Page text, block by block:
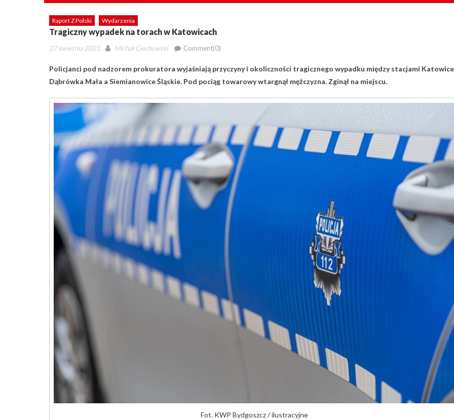
Raport Z Polski Wydarzenia
Tragiczny wypadek na torach w Katowicach
Posted
27 kwietnia 2021 Author
Michał Ciechowski Comment(0)
Policjanci pod nadzorem prokuratora wyjaśniają przyczyny i okoliczności tragicznego wypadku między stacjami Katowice
Dąbrówka Mała a Siemianowice Śląskie. Pod pociąg towarowy wtargnął mężczyzna. Zginął na miejscu.
Fot. KWP Bydgoszcz / ilustracyjne